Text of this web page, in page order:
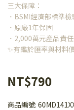
三大保障：
．BSMI經濟部標準
．原廠1年保固
．2,000萬元產品責
✨有鑑於匯率與材料
NT$790
商品編號: